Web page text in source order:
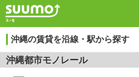
沖縄の賃貸を沿線・駅から探す
沖縄都市モノレール